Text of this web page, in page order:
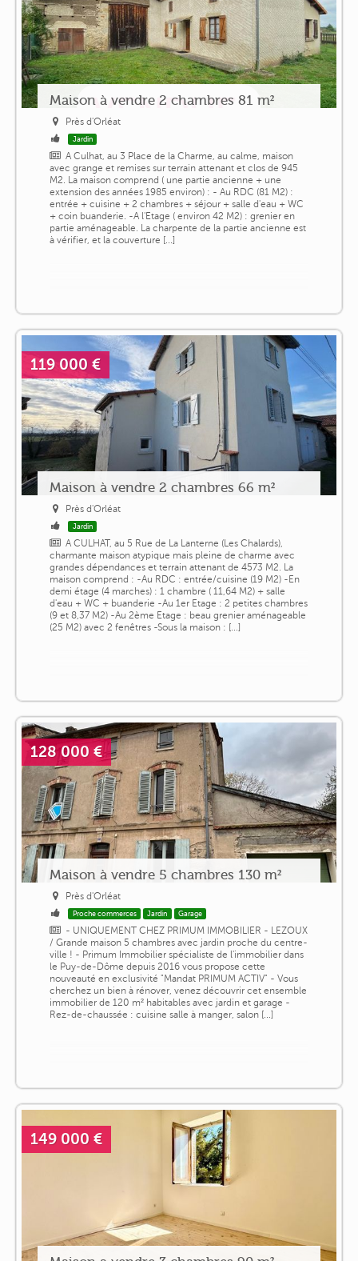
Maison à vendre 2 chambres 81 m²
Près d'Orléat
Jardin
A Culhat, au 3 Place de la Charme, au calme, maison
avec grange et remises sur terrain attenant et clos de 945
M2. La maison comprend ( une partie ancienne + une
extension des années 1985 environ) : - Au RDC (81 M2) :
entrée + cuisine + 2 chambres + séjour + salle d'eau + WC
+ coin buanderie. -A l'Etage ( environ 42 M2) : grenier en
partie aménageable. La charpente de la partie ancienne est
à vérifier, et la couverture [...]
119 000 €
Maison à vendre 2 chambres 66 m²
Près d'Orléat
Jardin
A CULHAT, au 5 Rue de La Lanterne (Les Chalards),
charmante maison atypique mais pleine de charme avec
grandes dépendances et terrain attenant de 4573 M2. La
maison comprend : -Au RDC : entrée/cuisine (19 M2) -En
demi étage (4 marches) : 1 chambre ( 11,64 M2) + salle
d'eau + WC + buanderie -Au 1er Etage : 2 petites chambres
(9 et 8,37 M2) -Au 2ème Etage : beau grenier aménageable
(25 M2) avec 2 fenêtres -Sous la maison : [...]
128 000 €
Maison à vendre 5 chambres 130 m²
Près d'Orléat
Proche commerces Jardin Garage
- UNIQUEMENT CHEZ PRIMUM IMMOBILIER - LEZOUX
/ Grande maison 5 chambres avec jardin proche du centre-
ville ! - Primum Immobilier spécialiste de l'immobilier dans
le Puy-de-Dôme depuis 2016 vous propose cette
nouveauté en exclusivité "Mandat PRIMUM ACTIV" - Vous
cherchez un bien à rénover, venez découvrir cet ensemble
immobilier de 120 m² habitables avec jardin et garage -
Rez-de-chaussée : cuisine salle à manger, salon [...]
149 000 €